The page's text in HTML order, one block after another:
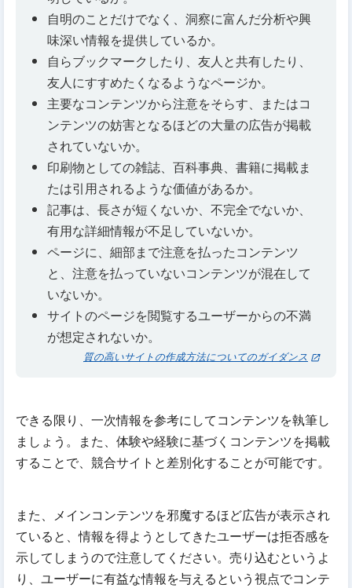
自明のことだけでなく、洞察に富んだ分析や興
味深い情報を提供しているか。
自らブックマークしたり、友人と共有したり、
友人にすすめたくなるようなページか。
主要なコンテンツから注意をそらす、またはコ
ンテンツの妨害となるほどの大量の広告が掲載
されていないか。
印刷物としての雑誌、百科事典、書籍に掲載ま
たは引用されるような価値があるか。
記事は、長さが短くないか、不完全でないか、
有用な詳細情報が不足していないか。
ページに、細部まで注意を払ったコンテンツ
と、注意を払っていないコンテンツが混在して
いないか。
サイトのページを閲覧するユーザーからの不満
が想定されないか。
質の高いサイトの作成方法についてのガイダンス
できる限り、一次情報を参考にしてコンテンツを執筆し
ましょう。また、体験や経験に基づくコンテンツを掲載
することで、競合サイトと差別化することが可能です。
また、メインコンテンツを邪魔するほど広告が表示され
ていると、情報を得ようとしてきたユーザーは拒否感を
示してしまうので注意してください。売り込むというよ
り、ユーザーに有益な情報を与えるという視点でコンテ